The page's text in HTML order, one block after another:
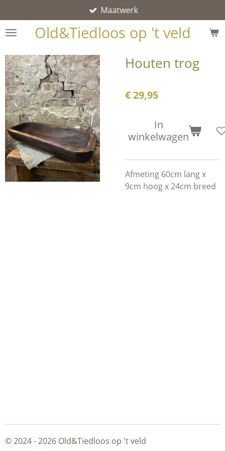
direct
naar
hoofdinhoud
Old&Tiedloos op 't veld
Maatwerk
Houten trog
€ 29,95
In
winkelwagen
Afmeting 60cm lang x
9cm hoog x 24cm breed
© 2024 - 2026 Old&Tiedloos op 't veld